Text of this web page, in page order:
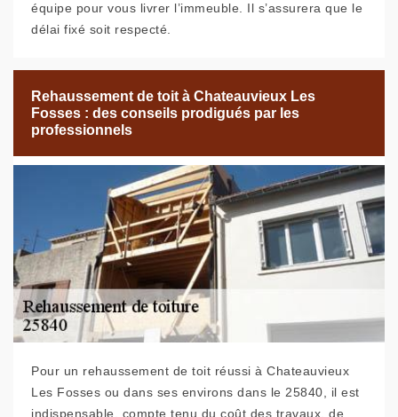
équipe pour vous livrer l’immeuble. Il s’assurera que le
délai fixé soit respecté.
Rehaussement de toit à Chateauvieux Les
Fosses : des conseils prodigués par les
professionnels
Pour un rehaussement de toit réussi à Chateauvieux
Les Fosses ou dans ses environs dans le 25840, il est
indispensable, compte tenu du coût des travaux, de